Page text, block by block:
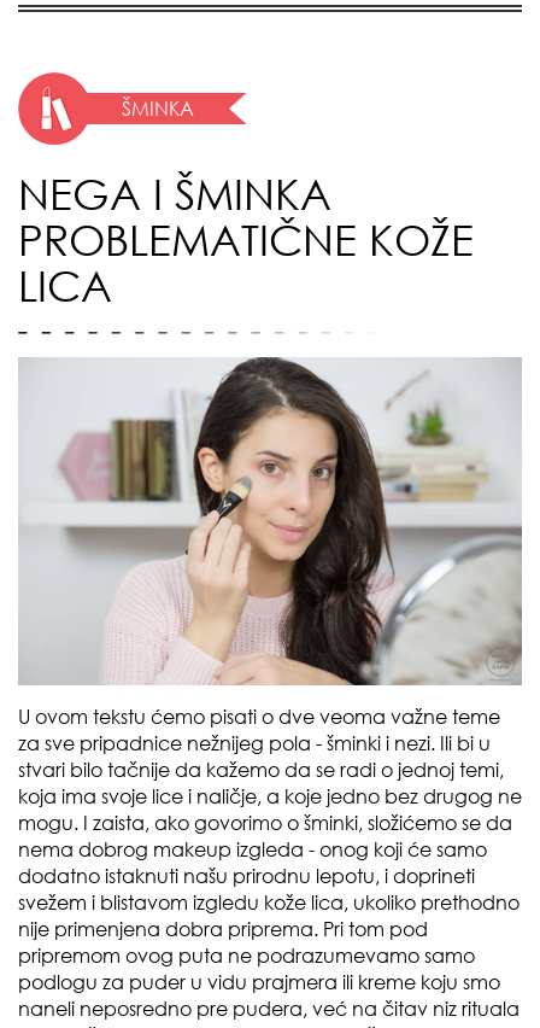
ŠMINKA
NEGA I ŠMINKA
PROBLEMATIČNE KOŽE
LICA
U ovom tekstu ćemo pisati o dve veoma važne teme
za sve pripadnice nežnijeg pola - šminki i nezi. Ili bi u
stvari bilo tačnije da kažemo da se radi o jednoj temi,
koja ima svoje lice i naličje, a koje jedno bez drugog ne
mogu. I zaista, ako govorimo o šminki, složićemo se da
nema dobrog makeup izgleda - onog koji će samo
dodatno istaknuti našu prirodnu lepotu, i doprineti
svežem i blistavom izgledu kože lica, ukoliko prethodno
nije primenjena dobra priprema. Pri tom pod
pripremom ovog puta ne podrazumevamo samo
podlogu za puder u vidu prajmera ili kreme koju smo
naneli neposredno pre pudera, već na čitav niz rituala